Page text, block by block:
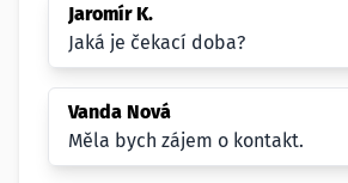
Jaromír K.
Jaká je čekací doba?
Vanda Nová
Měla bych zájem o kontakt.